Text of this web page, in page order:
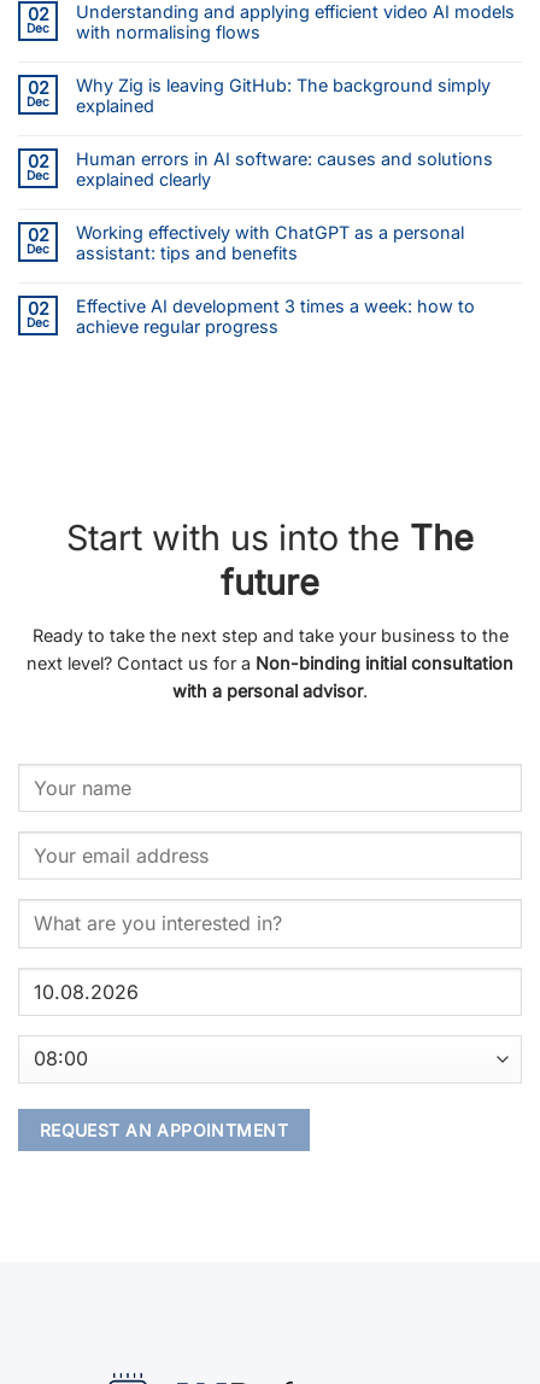
02
Dec
Understanding and applying efficient video AI models
with normalising flows
02
Dec
Why Zig is leaving GitHub: The background simply
explained
02
Dec
Human errors in AI software: causes and solutions
explained clearly
02
Dec
Working effectively with ChatGPT as a personal
assistant: tips and benefits
02
Dec
Effective AI development 3 times a week: how to
achieve regular progress
Start with us into the The
future
Ready to take the next step and take your business to the
next level? Contact us for a Non-binding initial consultation
with a personal advisor.